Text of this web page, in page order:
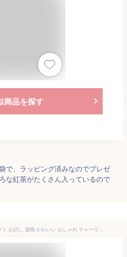
商品を探す
で、ラッピング済みなのでプレゼ
な紅茶がたくさん入っているので
紅茶 ティーバッグ プチギフト お試し 退職 かわいい おしゃれ チャーリー カレルチャペック カレルチャペック紅茶店 フレーバーティ お見送り 猫 ばらまき